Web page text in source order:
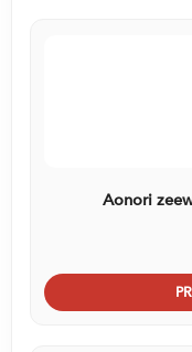
Aonori